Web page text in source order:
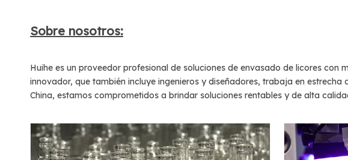
Sobre nosotros:
Huihe es un proveedor profesional de soluciones de envasado de licores
innovador, que también incluye ingenieros y diseñadores, trabaja en
China, estamos comprometidos a brindar soluciones rentables y de alta